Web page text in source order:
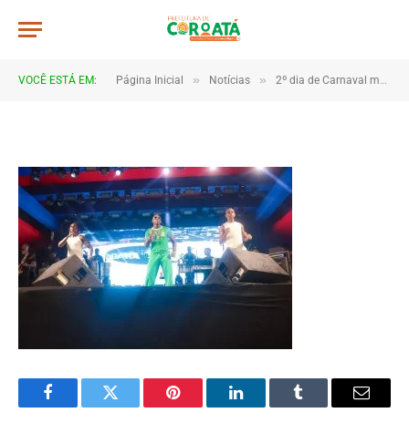
VOCÊ ESTÁ EM: Página Inicial » Notícias » 2º dia de Carnaval movimenta Coroatá com muita animação e grande público
4B2A1445
FacebookTwitter Pinterest LinkedInTumblr Email